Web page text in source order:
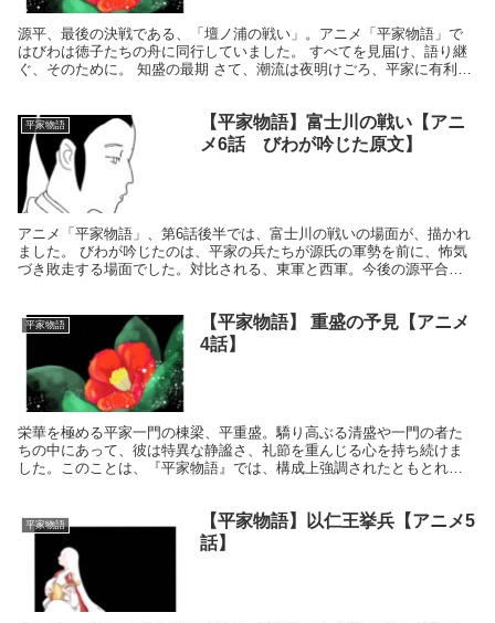
源平、最後の決戦である、「壇ノ浦の戦い」。アニメ「平家物語」で
はびわは徳子たちの舟に同行していました。 すべてを見届け、語り継
ぐ、そのために。 知盛の最期 さて、潮流は夜明けごろ、平家に有利で
平家物語
【平家物語】富士川の戦い【アニ
メ6話 びわが吟じた原文】
アニメ「平家物語」、第6話後半では、富士川の戦いの場面が、描かれ
ました。 びわが吟じたのは、平家の兵たちが源氏の軍勢を前に、怖気
づき敗走する場面でした。対比される、東軍と西軍。今後の源平合戦
平家物語
【平家物語】 重盛の予見【アニメ
4話】
栄華を極める平家一門の棟梁、平重盛。驕り高ぶる清盛や一門の者た
ちの中にあって、彼は特異な静謐さ、礼節を重んじる心を持ち続けま
した。このことは、『平家物語』では、構成上強調されたともとれま
平家物語
【平家物語】以仁王挙兵【アニメ5
話】